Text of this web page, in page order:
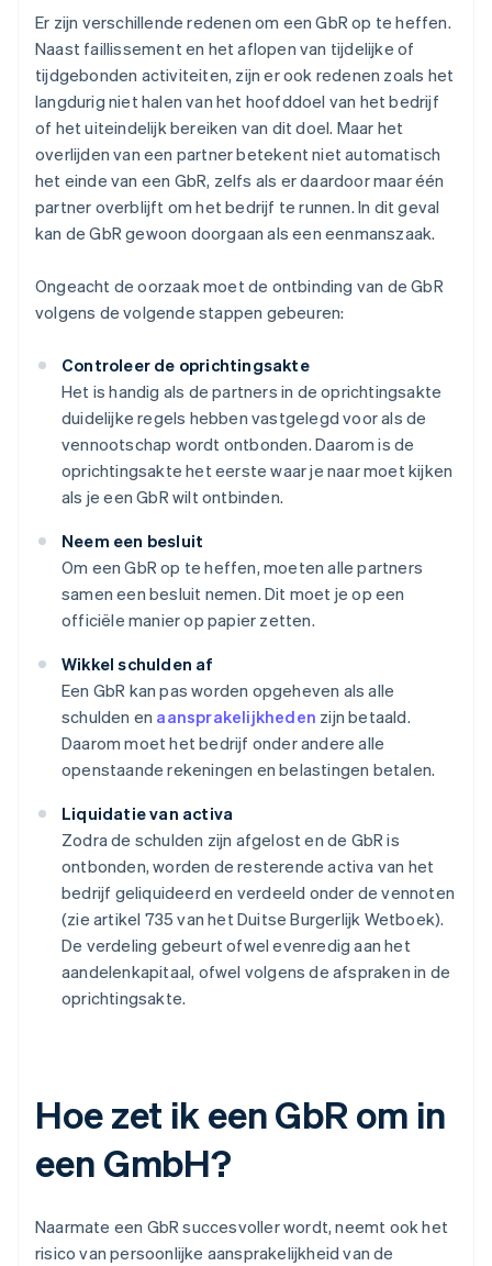
Er zijn verschillende redenen om een GbR op te heffen.
Naast faillissement en het aflopen van tijdelijke of
tijdgebonden activiteiten, zijn er ook redenen zoals het
langdurig niet halen van het hoofddoel van het bedrijf
of het uiteindelijk bereiken van dit doel. Maar het
overlijden van een partner betekent niet automatisch
het einde van een GbR, zelfs als er daardoor maar één
partner overblijft om het bedrijf te runnen. In dit geval
kan de GbR gewoon doorgaan als een eenmanszaak.
Ongeacht de oorzaak moet de ontbinding van de GbR
volgens de volgende stappen gebeuren:
Controleer de oprichtingsakte
Het is handig als de partners in de oprichtingsakte
duidelijke regels hebben vastgelegd voor als de
vennootschap wordt ontbonden. Daarom is de
oprichtingsakte het eerste waar je naar moet kijken
als je een GbR wilt ontbinden.
Neem een besluit
Om een GbR op te heffen, moeten alle partners
samen een besluit nemen. Dit moet je op een
officiële manier op papier zetten.
Wikkel schulden af
Een GbR kan pas worden opgeheven als alle
schulden en aansprakelijkheden zijn betaald.
Daarom moet het bedrijf onder andere alle
openstaande rekeningen en belastingen betalen.
Liquidatie van activa
Zodra de schulden zijn afgelost en de GbR is
ontbonden, worden de resterende activa van het
bedrijf geliquideerd en verdeeld onder de vennoten
(zie artikel 735 van het Duitse Burgerlijk Wetboek).
De verdeling gebeurt ofwel evenredig aan het
aandelenkapitaal, ofwel volgens de afspraken in de
oprichtingsakte.
Hoe zet ik een GbR om in
een GmbH?
Naarmate een GbR succesvoller wordt, neemt ook het
risico van persoonlijke aansprakelijkheid van de